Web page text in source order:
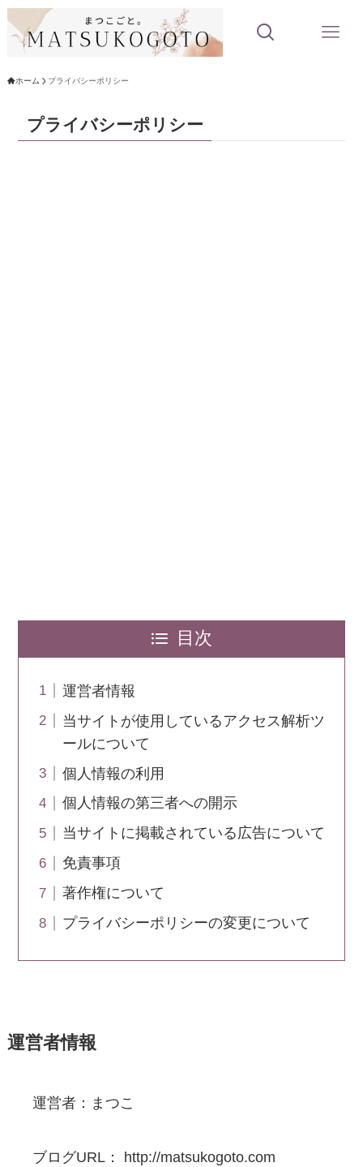
ホーム プライバシーポリシー
プライバシーポリシー
目次
運営者情報
当サイトが使用しているアクセス解析ツ
ールについて
個人情報の利用
個人情報の第三者への開示
当サイトに掲載されている広告について
免責事項
著作権について
プライバシーポリシーの変更について
運営者情報
運営者：まつこ
ブログURL： http://matsukogoto.com